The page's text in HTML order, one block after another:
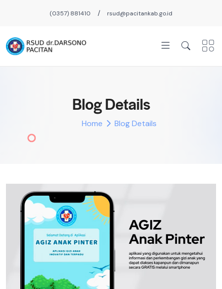
(0357) 881410 / rsud@pacitankab.go.id
Blog Details
Home Blog Details